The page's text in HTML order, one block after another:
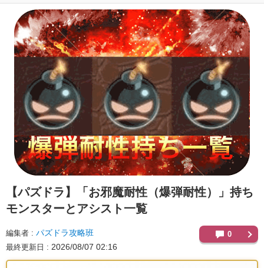
【パズドラ】
「お邪魔耐性（爆弾耐性）」持ち
モンスターとアシスト一覧
編集者 パズドラ攻略班
最終更新日 2026/08/07 02:16
0